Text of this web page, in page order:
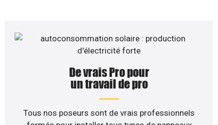
De vrais Pro pour
un travail de pro
Tous nos poseurs sont de vrais professionnels